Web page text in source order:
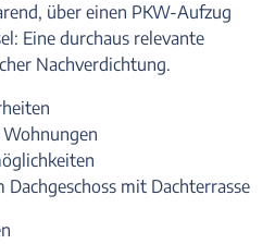
über einen PKW-Aufzug
Eine durchaus relevante
Nachverdichtung.
mit Dachterrasse